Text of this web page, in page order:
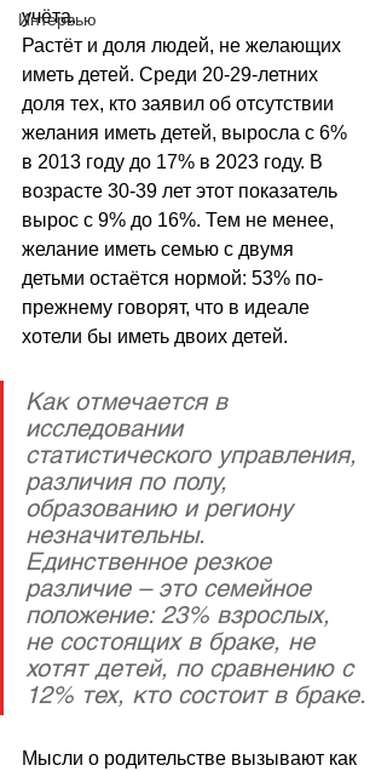
Интервью
учёта.
Растёт и доля людей, не желающих
иметь детей. Среди 20-29-летних
доля тех, кто заявил об отсутствии
желания иметь детей, выросла с 6%
в 2013 году до 17% в 2023 году. В
возрасте 30-39 лет этот показатель
вырос с 9% до 16%. Тем не менее,
желание иметь семью с двумя
детьми остаётся нормой: 53% по-
прежнему говорят, что в идеале
хотели бы иметь двоих детей.
Как отмечается в
исследовании
статистического управления,
различия по полу,
образованию и региону
незначительны.
Единственное резкое
различие – это семейное
положение: 23% взрослых,
не состоящих в браке, не
хотят детей, по сравнению с
12% тех, кто состоит в браке.
Мысли о родительстве вызывают как